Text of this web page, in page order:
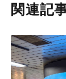
関連記